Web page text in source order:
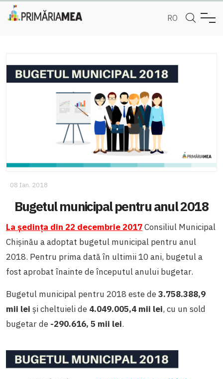
RO
08 Ian. 2018
Bugetul municipal pentru anul 2018
La ședința din 22 decembrie 2017Consiliul Municipal
Chișinău a adoptat bugetul municipal pentru anul
2018. Pentru prima dată în ultimii 10 ani, bugetul a
fost aprobat înainte de începutul anului bugetar.
Bugetul municipal pentru 2018 este de3.758.388,9
mii lei și cheltuieli de 4.049.005,4 mii lei, cu un sold
bugetar de -290.616, 5 mii lei.